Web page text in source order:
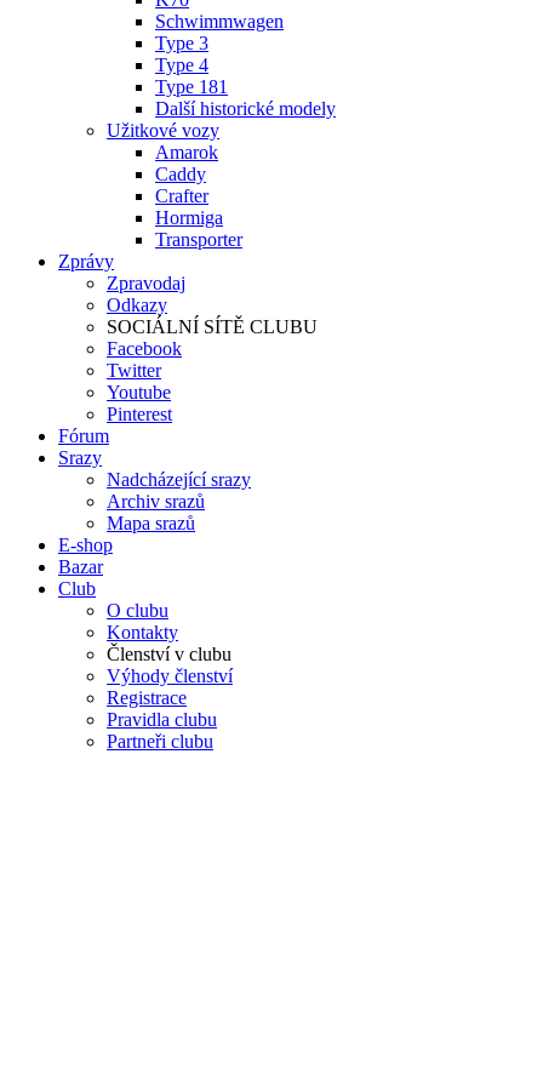
Schwimmwagen
Type 3
Type 4
Type 181
Další historické modely
Užitkové vozy
Amarok
Caddy
Crafter
Hormiga
Transporter
Zprávy
Zpravodaj
Odkazy
SOCIÁLNÍ SÍTĚ CLUBU
Facebook
Twitter
Youtube
Pinterest
Fórum
Srazy
Nadcházející srazy
Archiv srazů
Mapa srazů
E-shop
Bazar
Club
O clubu
Kontakty
Členství v clubu
Výhody členství
Registrace
Pravidla clubu
Partneři clubu